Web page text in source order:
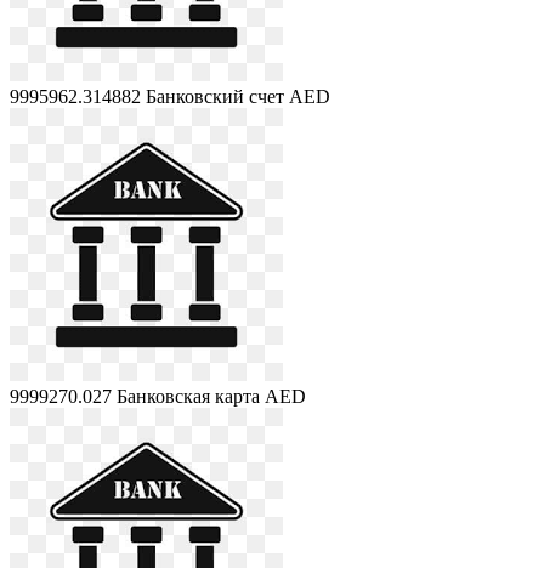
9995962.314882 Банковский счет AED
9999270.027 Банковская карта AED